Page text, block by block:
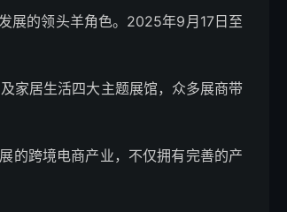
展的领头羊角色。2025年9月17日至
家居生活四大主题展馆，众多展商带
的跨境电商产业，不仅拥有完善的产